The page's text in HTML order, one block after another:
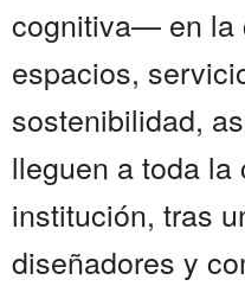
cognitiva— en la
espacios,
sostenibilidad,
lleguen a toda
institución, tras
diseñadores y